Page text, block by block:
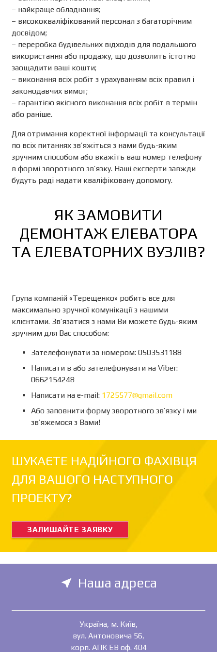
– найкраще обладнання;
– висококваліфікований персонал з багаторічним
досвідом;
– переробка будівельних відходів для подальшого
використання або продажу, що дозволить істотно
заощадити ваші кошти;
– виконання всіх робіт з урахуванням всіх правил і
законодавчих вимог;
– гарантією якісного виконання всіх робіт в термін
або раніше.
Для отримання коректної інформації та консультації
по всіх питаннях зв’яжіться з нами будь-яким
зручним способом або вкажіть ваш номер телефону
в формі зворотного зв’язку. Наші експерти завжди
будуть раді надати кваліфіковану допомогу.
ЯК ЗАМОВИТИ
ДЕМОНТАЖ ЕЛЕВАТОРА
ТА ЕЛЕВАТОРНИХ ВУЗЛІВ?
Група компаній «Терещенко» робить все для
максимально зручної комунікації з нашими
клієнтами. Зв’язатися з нами Ви можете будь-яким
зручним для Вас способом:
Зателефонувати за номером: 0503531188
Написати в або зателефонувати на Viber:
0662154248
Написати на e-mail: 1725577@gmail.com
Або заповнити форму зворотного зв’язку і ми
зв’яжемося з Вами!
ШУКАЄТЕ НАДІЙНОГО ФАХІВЦЯ
ДЛЯ ВАШОГО НАСТУПНОГО
ПРОЕКТУ?
ЗАЛИШАЙТЕ ЗАЯВКУ
near_me Наша адреса
Україна, м. Київ,
вул. Антоновича 56,
корп. АПК ЕВ оф. 404